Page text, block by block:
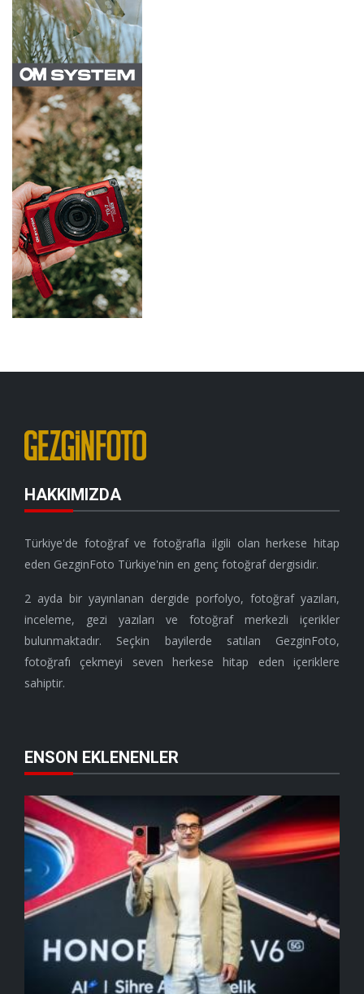
HAKKIMIZDA
Türkiye'de fotoğraf ve fotoğrafla ilgili olan herkese hitap
eden GezginFoto Türkiye'nin en genç fotoğraf dergisidir.
2 ayda bir yayınlanan dergide porfolyo, fotoğraf yazıları,
inceleme, gezi yazıları ve fotoğraf merkezli içerikler
bulunmaktadır. Seçkin bayilerde satılan GezginFoto,
fotoğrafı çekmeyi seven herkese hitap eden içeriklere
sahiptir.
ENSON EKLENENLER